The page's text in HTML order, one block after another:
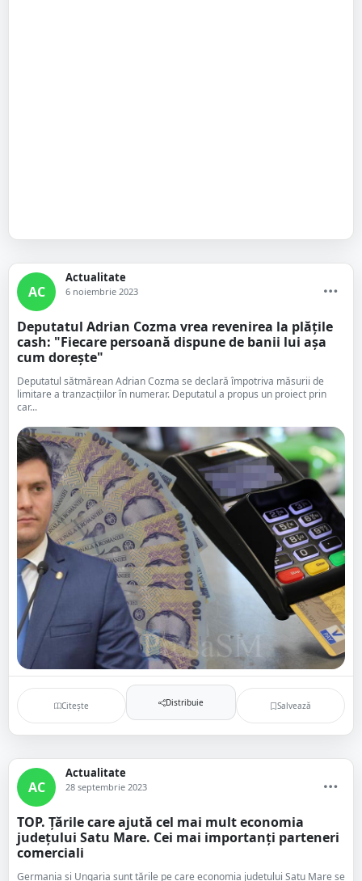
AC
Actualitate
6 noiembrie 2023
Deputatul Adrian Cozma vrea revenirea la plățile
cash: "Fiecare persoană dispune de banii lui așa
cum dorește"
Deputatul sătmărean Adrian Cozma se declară împotriva măsurii de
limitare a tranzacțiilor în numerar. Deputatul a propus un proiect prin
car...
Citește Distribuie Salvează
AC
Actualitate
28 septembrie 2023
TOP. Țările care ajută cel mai mult economia
județului Satu Mare. Cei mai importanți parteneri
comerciali
Germania și Ungaria sunt țările pe care economia județului Satu Mare se